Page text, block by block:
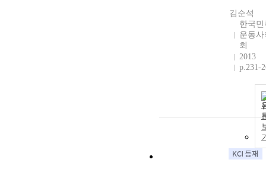
김순석
한국민
운동사
회
2013
p.231-